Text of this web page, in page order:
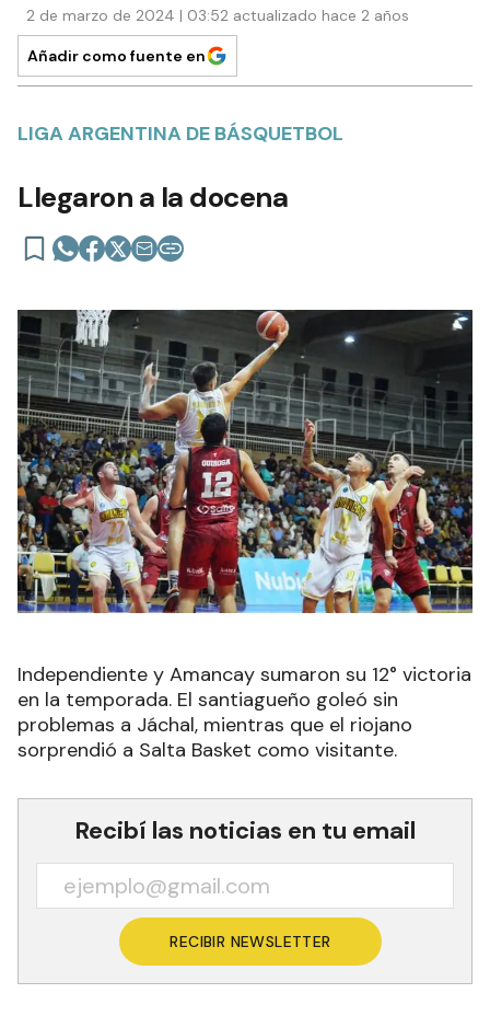
2 de marzo de 2024 | 03:52 actualizado hace 2 años
Añadir como fuente en
LIGA ARGENTINA DE BÁSQUETBOL
Llegaron a la docena
Independiente y Amancay sumaron su 12° victoria
en la temporada. El santiagueño goleó sin
problemas a Jáchal, mientras que el riojano
sorprendió a Salta Basket como visitante.
Recibí las noticias en tu email
RECIBIR NEWSLETTER